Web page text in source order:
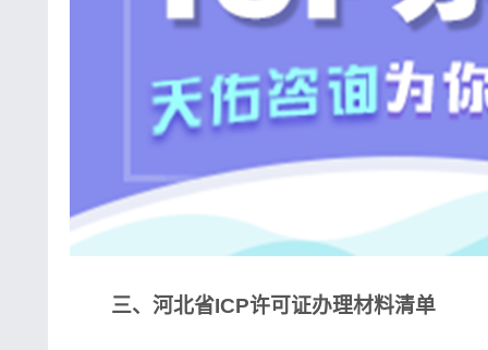
三、河北省ICP许可证办理材料清单